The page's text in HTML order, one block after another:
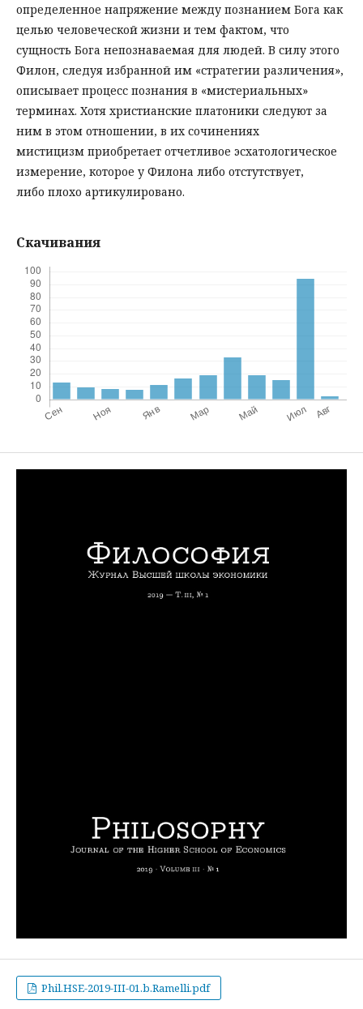
определенное напряжение между познанием Бога как
целью человеческой жизни и тем фактом, что
сущность Бога непознаваемая для людей. В силу этого
Филон, следуя избранной им «стратегии различения»,
описывает процесс познания в «мистериальных»
терминах. Хотя христианские платоники следуют за
ним в этом отношении, в их сочинениях
мистицизм приобретает отчетливое эсхатологическое
измерение, которое у Филона либо отстутствует,
либо плохо артикулировано.
Скачивания
Phil.HSE-2019-III-01.b.Ramelli.pdf